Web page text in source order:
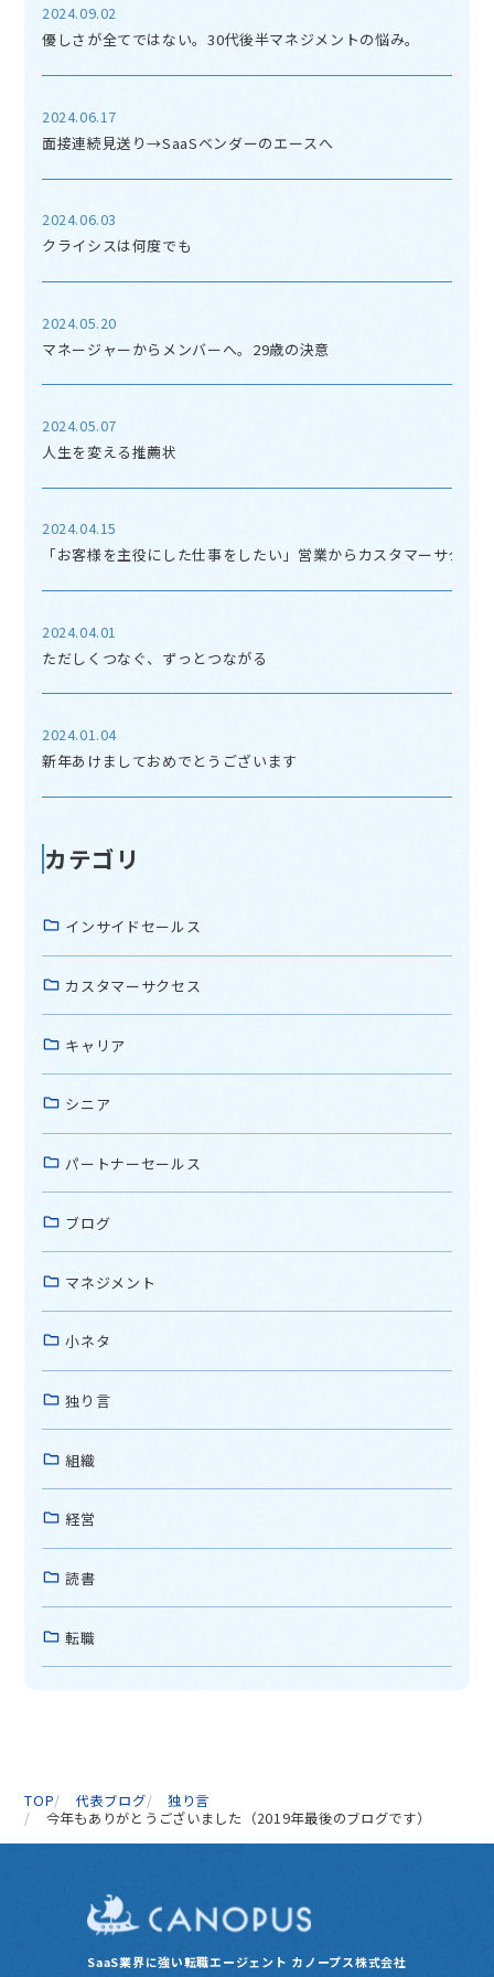
2024.09.02
優しさが全てではない。30代後半マネジメントの悩み。
2024.06.17
面接連続見送り→SaaSベンダーのエースへ
2024.06.03
クライシスは何度でも
2024.05.20
マネージャーからメンバーへ。29歳の決意
2024.05.07
人生を変える推薦状
2024.04.15
「お客様を主役にした仕事をしたい」営業からカスタマーサクセ
2024.04.01
ただしくつなぐ、ずっとつながる
2024.01.04
新年あけましておめでとうございます
カテゴリ
インサイドセールス
カスタマーサクセス
キャリア
シニア
パートナーセールス
ブログ
マネジメント
小ネタ
独り言
組織
経営
読書
転職
TOP 代表ブログ
独り言
今年もありがとうございました（2019年最後のブログです）
SaaS業界に強い転職エージェント カノープス株式会社